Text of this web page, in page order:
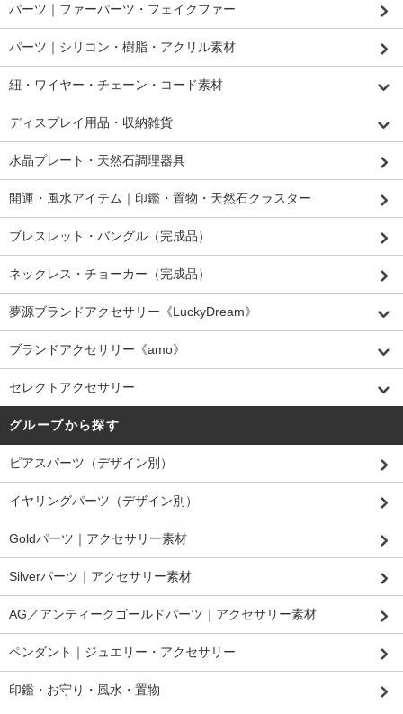
パーツ｜ファーパーツ・フェイクファー
パーツ｜シリコン・樹脂・アクリル素材
紐・ワイヤー・チェーン・コード素材
ディスプレイ用品・収納雑貨
水晶プレート・天然石調理器具
開運・風水アイテム｜印鑑・置物・天然石クラスター
ブレスレット・バングル（完成品）
ネックレス・チョーカー（完成品）
夢源ブランドアクセサリー《LuckyDream》
ブランドアクセサリー《amo》
セレクトアクセサリー
グループから探す
ピアスパーツ（デザイン別）
イヤリングパーツ（デザイン別）
Goldパーツ｜アクセサリー素材
Silverパーツ｜アクセサリー素材
AG／アンティークゴールドパーツ｜アクセサリー素材
ペンダント｜ジュエリー・アクセサリー
印鑑・お守り・風水・置物